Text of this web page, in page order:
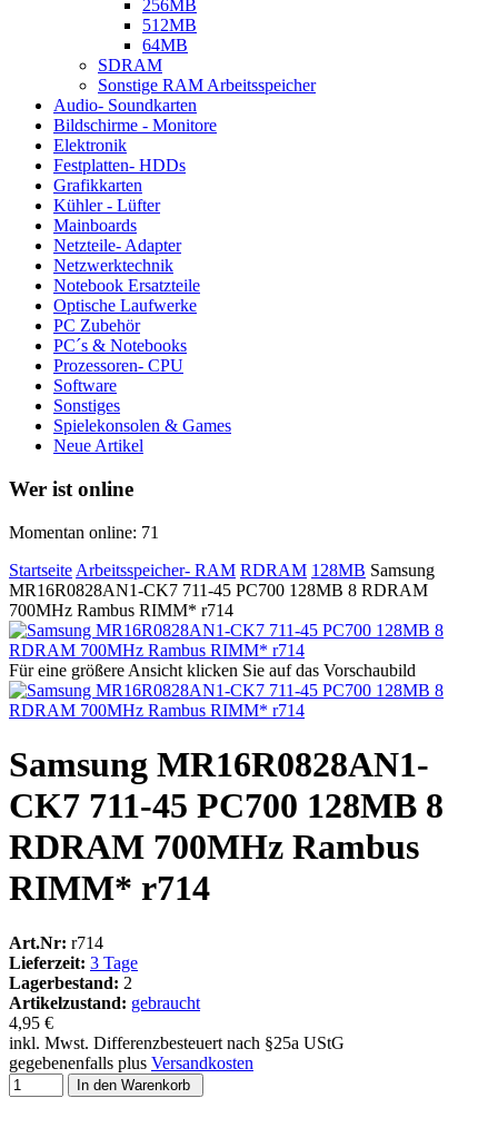
256MB
512MB
64MB
SDRAM
Sonstige RAM Arbeitsspeicher
Audio- Soundkarten
Bildschirme - Monitore
Elektronik
Festplatten- HDDs
Grafikkarten
Kühler - Lüfter
Mainboards
Netzteile- Adapter
Netzwerktechnik
Notebook Ersatzteile
Optische Laufwerke
PC Zubehör
PC´s & Notebooks
Prozessoren- CPU
Software
Sonstiges
Spielekonsolen & Games
Neue Artikel
Wer ist online
Momentan online: 71
Startseite Arbeitsspeicher- RAM RDRAM 128MB Samsung
MR16R0828AN1-CK7 711-45 PC700 128MB 8 RDRAM
700MHz Rambus RIMM* r714
Für eine größere Ansicht klicken Sie auf das Vorschaubild
Samsung MR16R0828AN1-
CK7 711-45 PC700 128MB 8
RDRAM 700MHz Rambus
RIMM* r714
Art.Nr: r714
Lieferzeit: 3 Tage
Lagerbestand: 2
Artikelzustand: gebraucht
4,95 €
inkl. Mwst. Differenzbesteuert nach §25a UStG
gegebenenfalls plus Versandkosten
In den Warenkorb